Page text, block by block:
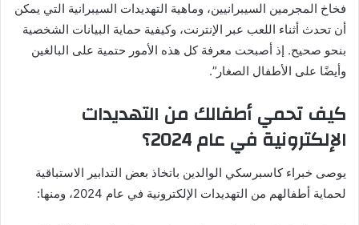
فخاخ المجرمين السيبرانيين، وماهية التهديدات السيبرانية التي يمكن
أن تحدث أثناء اللعب عبر الإنترنت، وكيفية حماية البيانات الشخصية
بنحو صحيح. إذ أصبحت معرفة كل هذه الأمور حتمية على البالغين
وأيضًا على الأطفال الصغار”.
كيف تحمي أطفالك من التهديدات
الإلكترونية في عام 2024؟
يوصى خبراء كاسبرسكي الوالدين باتخاذ بعض التدابير الاستباقية
لحماية أطفالهم من التهديدات الإلكترونية في عام 2024، ومنها: